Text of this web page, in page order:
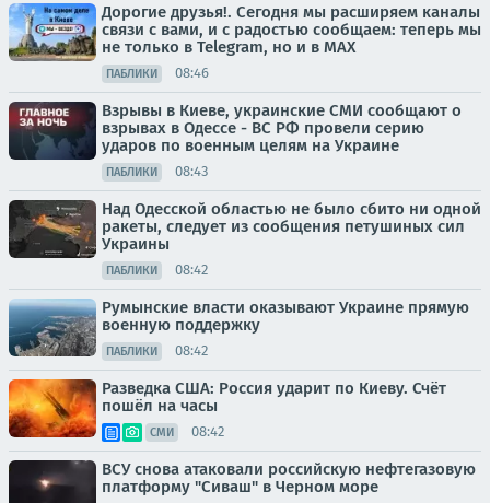
Дорогие друзья!. Сегодня мы расширяем каналы
связи с вами, и с радостью сообщаем: теперь мы
не только в Telegram, но и в МАХ
ПАБЛИКИ 08:46
Взрывы в Киеве, украинские СМИ сообщают о
взрывах в Одессе - ВС РФ провели серию
ударов по военным целям на Украине
ПАБЛИКИ 08:43
Над Одесской областью не было сбито ни одной
ракеты, следует из сообщения петушиных сил
Украины
ПАБЛИКИ 08:42
Румынские власти оказывают Украине прямую
военную поддержку
ПАБЛИКИ 08:42
Разведка США: Россия ударит по Киеву. Счёт
пошёл на часы
СМИ 08:42
ВСУ снова атаковали российскую нефтегазовую
платформу "Сиваш" в Черном море